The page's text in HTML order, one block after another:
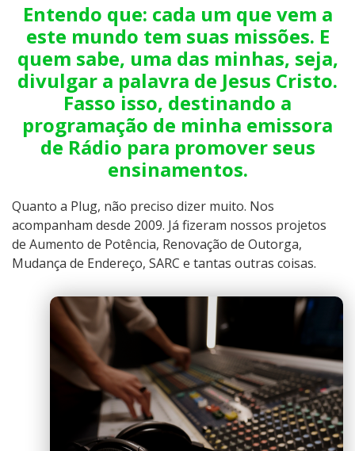
Entendo que: cada um que vem a
este mundo tem suas missões. E
quem sabe, uma das minhas, seja,
divulgar a palavra de Jesus Cristo.
Fasso isso, destinando a
programação de minha emissora
de Rádio para promover seus
ensinamentos.
Quanto a Plug, não preciso dizer muito. Nos
acompanham desde 2009. Já fizeram nossos projetos
de Aumento de Potência, Renovação de Outorga,
Mudança de Endereço, SARC e tantas outras coisas.